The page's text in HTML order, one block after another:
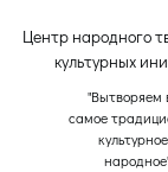
Центр народного
культурных
"Вытворяем
самое